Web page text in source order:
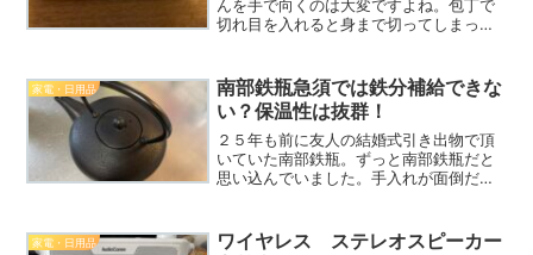
んを手で向くのは大変ですよね。包丁で
切れ目を入れると身まで切ってしまった
て便利です。みかん皮むき器 ムッキー
ちゃん値段目安として40...
家電・日用品
南部鉄瓶急須では鉄分補給できな
い？保温性は抜群！
２５年も前に友人の結婚式引き出物で頂
いていた南部鉄瓶。ずっと南部鉄瓶だと
思い込んでいました。手入れが面倒だか
の本場、岩手の岩鋳のものでした。お湯
家電・日用品
ワイヤレス ステレオスピーカー